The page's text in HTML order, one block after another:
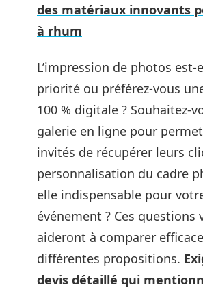
des matériaux innovants
à rhum
L’impression de photos est-
priorité ou préférez-vous
100 % digitale ? Souhaitez-
galerie en ligne pour
invités de récupérer leurs
personnalisation du cadre
elle indispensable pour
événement ? Ces questions
aideront à comparer
différentes propositions.
devis détaillé qui